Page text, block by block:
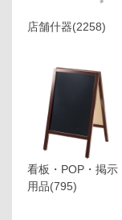
店舗什器(2258)
看板・POP・掲示
用品(795)